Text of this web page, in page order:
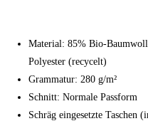
Material: 85% Bio-
Polyester (recycelt)
Grammatur: 280 g/m²
Schnitt: Normale Passform
Schräg eingesetzte Taschen